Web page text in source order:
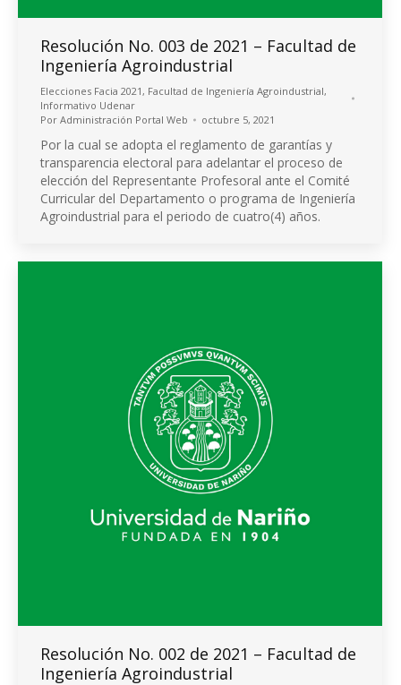
Resolución No. 003 de 2021 – Facultad de
Ingeniería Agroindustrial
Elecciones Facia 2021, Facultad de Ingeniería Agroindustrial,
Informativo Udenar
Por Administración Portal Web octubre 5, 2021
Por la cual se adopta el reglamento de garantías y
transparencia electoral para adelantar el proceso de
elección del Representante Profesoral ante el Comité
Curricular del Departamento o programa de Ingeniería
Agroindustrial para el periodo de cuatro(4) años.
Resolución No. 002 de 2021 – Facultad de
Ingeniería Agroindustrial